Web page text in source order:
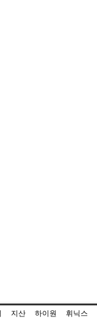
지산 하이원 휘닉스